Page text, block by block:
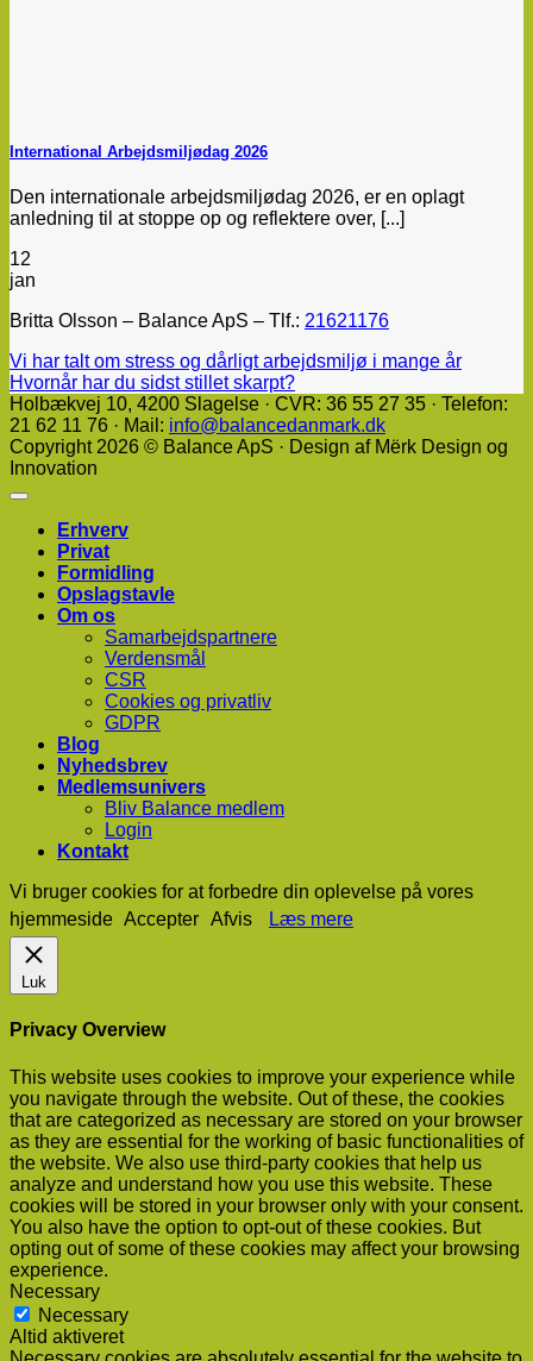
International Arbejdsmiljødag 2026
Den internationale arbejdsmiljødag 2026, er en oplagt
anledning til at stoppe op og reflektere over, [...]
12
jan
Britta Olsson – Balance ApS – Tlf.: 21621176
Vi har talt om stress og dårligt arbejdsmiljø i mange år
Hvornår har du sidst stillet skarpt?
Holbækvej 10, ​4200 Slagelse · CVR: 36 55 27 35 · Telefon:
21 62 11 76 · Mail: info@balancedanmark.dk
Copyright 2026 © Balance ApS · Design af Mërk Design og
Innovation
Erhverv
Privat
Formidling
Opslagstavle
Om os
Samarbejdspartnere
Verdensmål
CSR
Cookies og privatliv
GDPR
Blog
Nyhedsbrev
Medlemsunivers
Bliv Balance medlem
Login
Kontakt
Vi bruger cookies for at forbedre din oplevelse på vores
hjemmeside Accepter Afvis Læs mere
Luk
Privacy Overview
This website uses cookies to improve your experience while
you navigate through the website. Out of these, the cookies
that are categorized as necessary are stored on your browser
as they are essential for the working of basic functionalities of
the website. We also use third-party cookies that help us
analyze and understand how you use this website. These
cookies will be stored in your browser only with your consent.
You also have the option to opt-out of these cookies. But
opting out of some of these cookies may affect your browsing
experience.
Necessary
Necessary
Altid aktiveret